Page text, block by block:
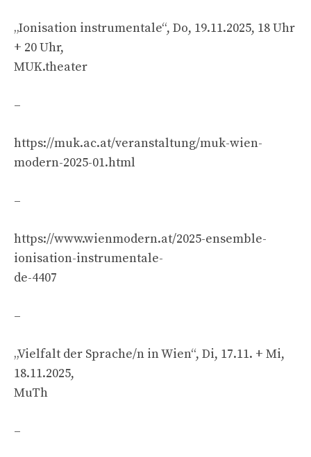
„Ionisation instrumentale“, Do, 19.11.2025, 18 Uhr
+ 20 Uhr,
MUK.theater
–
https://muk.ac.at/veranstaltung/muk-wien-
modern-2025-01.html
–
https://www.wienmodern.at/2025-ensemble-
ionisation-instrumentale-
de-4407
–
„Vielfalt der Sprache/n in Wien“, Di, 17.11. + Mi,
18.11.2025,
MuTh
–